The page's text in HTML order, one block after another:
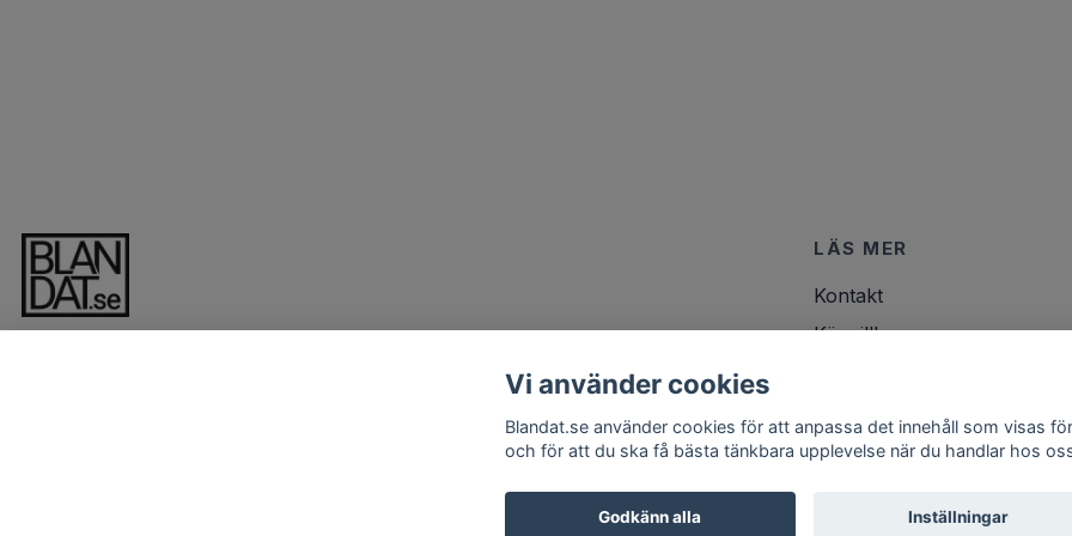
LÄS MER
Kontakt
Köpvillkor
Vi använder cookies
Blandat.se använder cookies för att anpassa det innehåll som visas
och för att du ska få bästa tänkbara upplevelse när du handlar hos
Godkänn alla Inställningar